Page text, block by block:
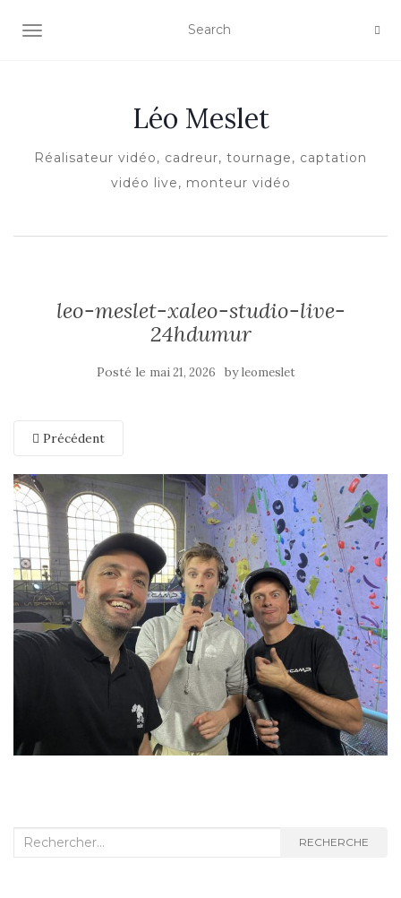
AFFICHER/MASQUER LA NAVIGATION
Léo Meslet
Réalisateur vidéo, cadreur, tournage, captation
vidéo live, monteur vidéo
leo-meslet-xaleo-studio-live-
24hdumur
Posté le mai 21, 2026 byleomeslet
Précédent
Recherche
RECHERCHE